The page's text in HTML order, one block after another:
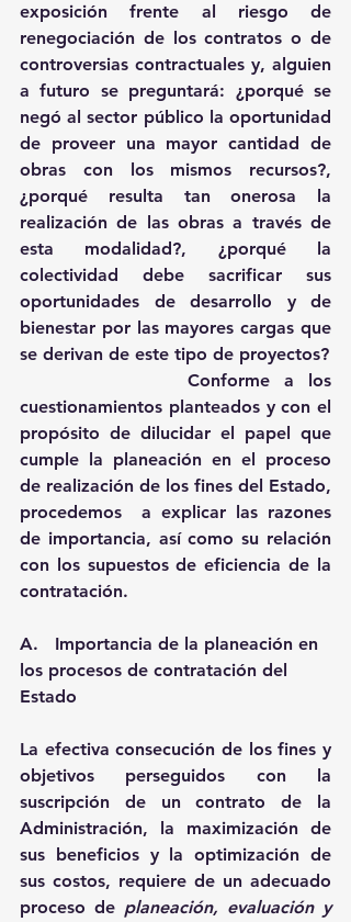
exposición frente al riesgo de
renegociación de los contratos o de
controversias contractuales y, alguien
a futuro se preguntará: ¿porqué se
negó al sector público la oportunidad
de proveer una mayor cantidad de
obras con los mismos recursos?,
¿porqué resulta tan onerosa la
realización de las obras a través de
esta modalidad?, ¿porqué la
colectividad debe sacrificar sus
oportunidades de desarrollo y de
bienestar por las mayores cargas que
            Conforme a los
cuestionamientos planteados y con el
propósito de dilucidar el papel que
cumple la planeación en el proceso
de realización de los fines del Estado,
procedemos  a explicar las razones
de importancia, así como su relación
con los supuestos de eficiencia de la
contratación.
A.   Importancia de la planeación en
los procesos de contratación del
Estado
La efectiva consecución de los fines y
objetivos perseguidos con la
suscripción de un contrato de la
Administración, la maximización de
sus beneficios y la optimización de
sus costos, requiere de un adecuado
proceso de planeación, evaluación y